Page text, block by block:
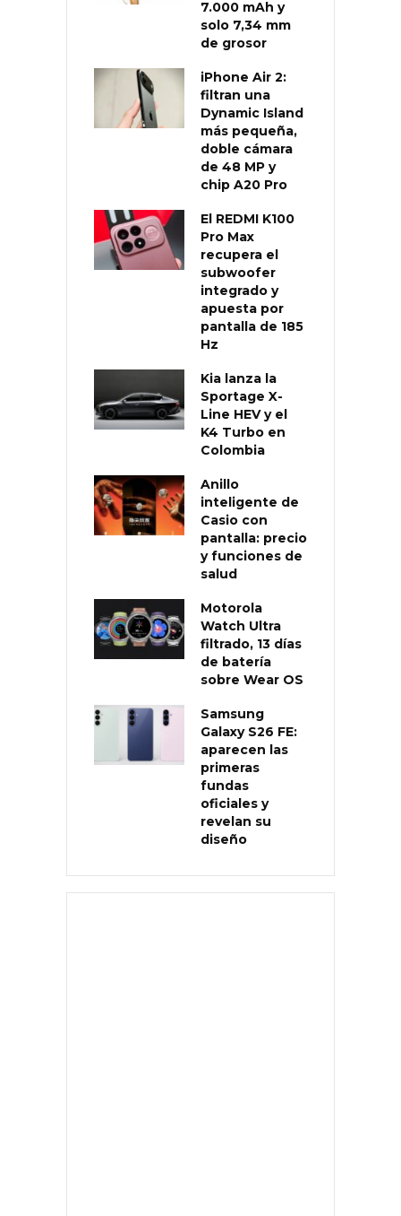
7.000 mAh y
solo 7,34 mm
de grosor
iPhone Air 2:
filtran una
Dynamic Island
más pequeña,
doble cámara
de 48 MP y
chip A20 Pro
El REDMI K100
Pro Max
recupera el
subwoofer
integrado y
apuesta por
pantalla de 185
Hz
Kia lanza la
Sportage X-
Line HEV y el
K4 Turbo en
Colombia
Anillo
inteligente de
Casio con
pantalla: precio
y funciones de
salud
Motorola
Watch Ultra
filtrado, 13 días
de batería
sobre Wear OS
Samsung
Galaxy S26 FE:
aparecen las
primeras
fundas
oficiales y
revelan su
diseño